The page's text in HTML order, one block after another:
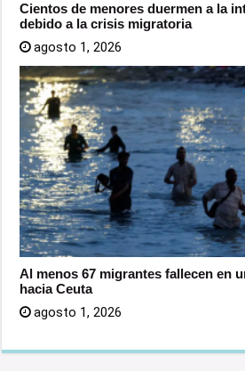
Cientos de menores duermen a la
debido a la crisis migratoria
agosto 1, 2026
Al menos 67 migrantes fallecen en
hacia Ceuta
agosto 1, 2026